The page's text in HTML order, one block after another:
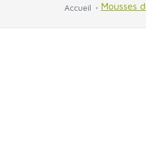
Accueil Mousses